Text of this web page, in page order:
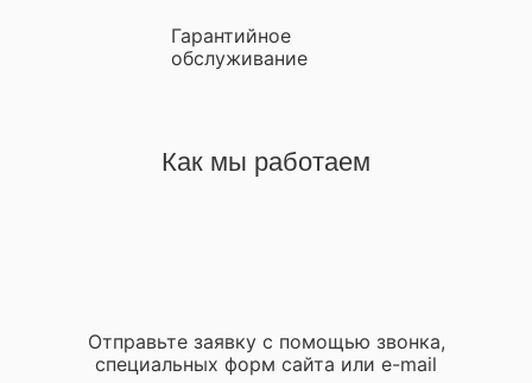
Гарантийное
обслуживание
Как мы работаем
Отправьте заявку с помощью звонка,
специальных форм сайта или e-mail